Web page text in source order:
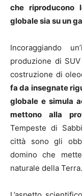
che riproducono
globale sia su un
Incoraggiando
produzione di
costruzione di
fa da insegnate
globale e simula
mettono alla
Tempeste di
città sono gli
domino che
naturale della Terra.